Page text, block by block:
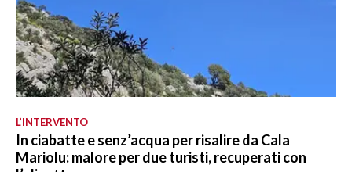
L’INTERVENTO
In ciabatte e senz’acqua per risalire da Cala
Mariolu: malore per due turisti, recuperati con